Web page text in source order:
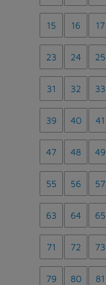
15 16 17
23 24 25
31 32 33
39 40 41
47 48 49
55 56 57
63 64 65
71 72 73
79 80 81